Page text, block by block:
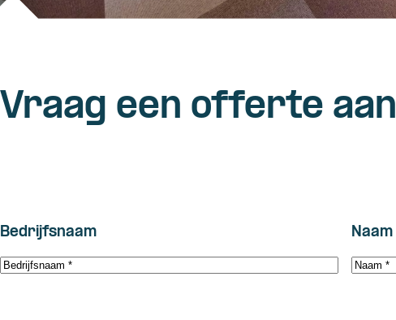
Vraag een offerte aan
Bedrijfsnaam Naam